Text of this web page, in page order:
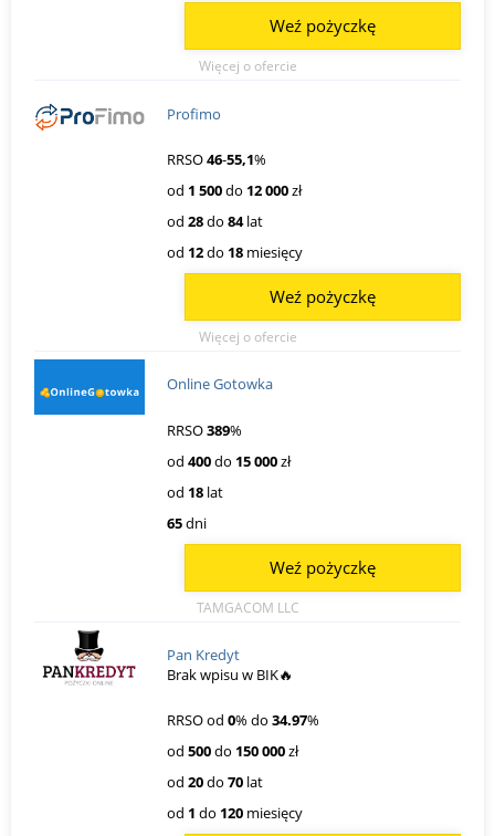
Więcej o ofercie
Weź pożyczkę
Profimo
RRSO46-55,1%
od 1 500do 12 000zł
od 28do 84lat
od 12do 18 miesięcy
Więcej o ofercie
Weź pożyczkę
Online Gotowka
RRSO389%
od 400do 15 000zł
od 18 lat
65dni
TAMGACOM LLC
Weź pożyczkę
Pan Kredyt
Brak wpisu w BIK🔥
RRSO od 0% do 34.97%
od 500do 150 000zł
od 20do 70 lat
od 1 do 120 miesięcy